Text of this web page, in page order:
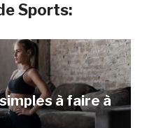
Sports:
à faire à